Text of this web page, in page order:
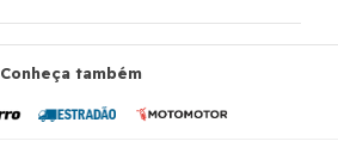
Conheça também